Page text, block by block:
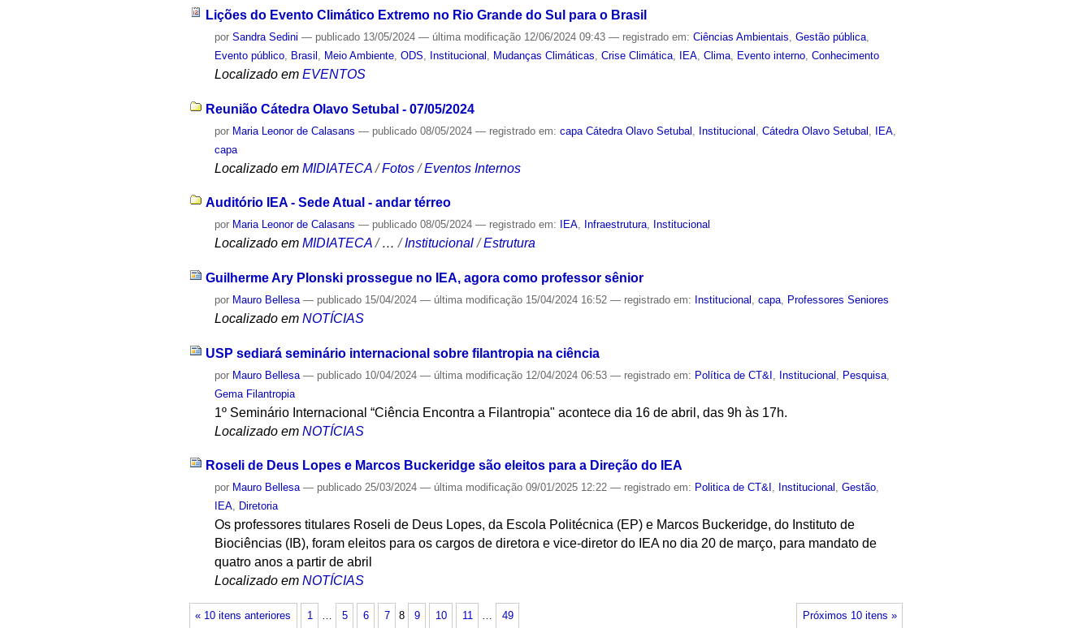
Lições do Evento Climático Extremo no Rio Grande do Sul para o Brasil
porSandra Sedini — publicado 13/05/2024— última modificação 12/06/2024 09:43— registrado em:Ciências Ambientais ,Gestão pública
Evento público
Brasil Meio Ambiente ,ODS Institucional Mudanças Climáticas ,Crise Climática IEA ,Clima Evento interno ,Conhecimento
Localizado em EVENTOS
Reunião Cátedra Olavo Setubal - 07/05/2024
por Maria Leonor de Calasans — publicado 08/05/2024— registrado em:capa Cátedra Olavo Setubal Institucional ,Cátedra Olavo Setubal IEA
capa
Localizado em MIDIATECA /Fotos /Eventos Internos
Auditório IEA - Sede Atual - andar térreo
por Maria Leonor de Calasans — publicado 08/05/2024— registrado em: IEA, Infraestrutura, Institucional
Localizado em MIDIATECA /…/Institucional /Estrutura
Guilherme Ary Plonski prossegue no IEA, agora como professor sênior
por Mauro Bellesa — publicado 15/04/2024— última modificação 15/04/2024 16:52— registrado em: Institucional ,capa Professores Seniores
Localizado em NOTÍCIAS
USP sediará seminário internacional sobre filantropia na ciência
por Mauro Bellesa — publicado 10/04/2024— última modificação 12/04/2024 06:53— registrado em: Política de CT&I Institucional Pesquisa
Gema Filantropia
1º Seminário Internacional “Ciência Encontra a Filantropia" acontece dia 16 de abril, das 9h às 17h.
Localizado em NOTÍCIAS
Roseli de Deus Lopes e Marcos Buckeridge são eleitos para a Direção do IEA
por Mauro Bellesa — publicado 25/03/2024— última modificação 09/01/2025 12:22— registrado em: Politica de CT&I , Institucional ,Gestão,
IEA, Diretoria
Os professores titulares Roseli de Deus Lopes, da Escola Politécnica (EP) e Marcos Buckeridge, do Instituto de
Biociências (IB), foram eleitos para os cargos de diretora e vice-diretor do IEA no dia 20 de março, para mandato de
quatro anos a partir de abril
Localizado em NOTÍCIAS
« 10 itens anteriores Próximos 10 itens »
1 5 6 7 8 9 10 11 49